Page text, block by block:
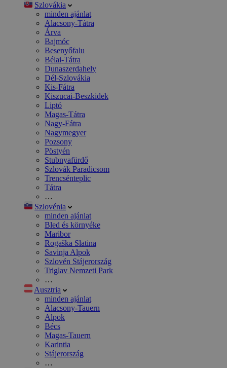
Szlovákia
minden ajánlat
Alacsony-Tátra
Árva
Bajmóc
Besenyőfalu
Bélai-Tátra
Dunaszerdahely
Dél-Szlovákia
Kis-Fátra
Kiszucai-Beszkidek
Liptó
Magas-Tátra
Nagy-Fátra
Nagymegyer
Pozsony
Pöstyén
Stubnyafürdő
Szlovák Paradicsom
Trencsénteplic
Tátra
…
Szlovénia
minden ajánlat
Bled és környéke
Maribor
Rogaška Slatina
Savinja Alpok
Szlovén Stájerország
Triglav Nemzeti Park
…
Ausztria
minden ajánlat
Alacsony-Tauern
Alpok
Bécs
Magas-Tauern
Karintia
Stájerország
…